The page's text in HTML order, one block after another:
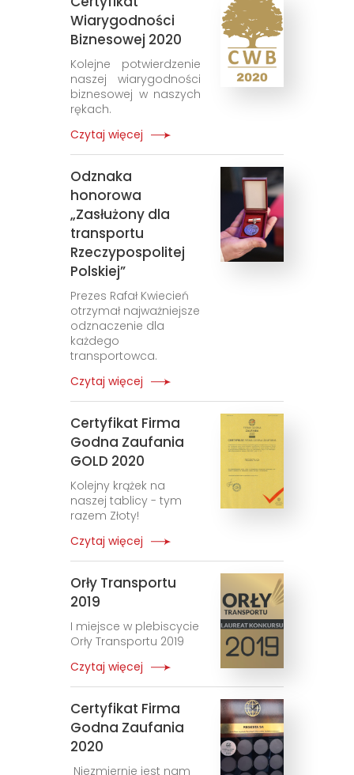
Wiarygodności
Biznesowej 2020
Kolejne potwierdzenie
naszej wiarygodności
biznesowej w naszych
rękach.
Czytaj więcej
Odznaka
honorowa
„Zasłużony dla
transportu
Rzeczypospolitej
Polskiej”
Prezes Rafał Kwiecień
otrzymał najważniejsze
odznaczenie dla
każdego
transportowca.
Czytaj więcej
Certyfikat Firma
Godna Zaufania
GOLD 2020
Kolejny krążek na
naszej tablicy - tym
razem Złoty!
Czytaj więcej
Orły Transportu
2019
I miejsce w plebiscycie
Orły Transportu 2019
Czytaj więcej
Certyfikat Firma
Godna Zaufania
2020
Niezmiernie jest nam